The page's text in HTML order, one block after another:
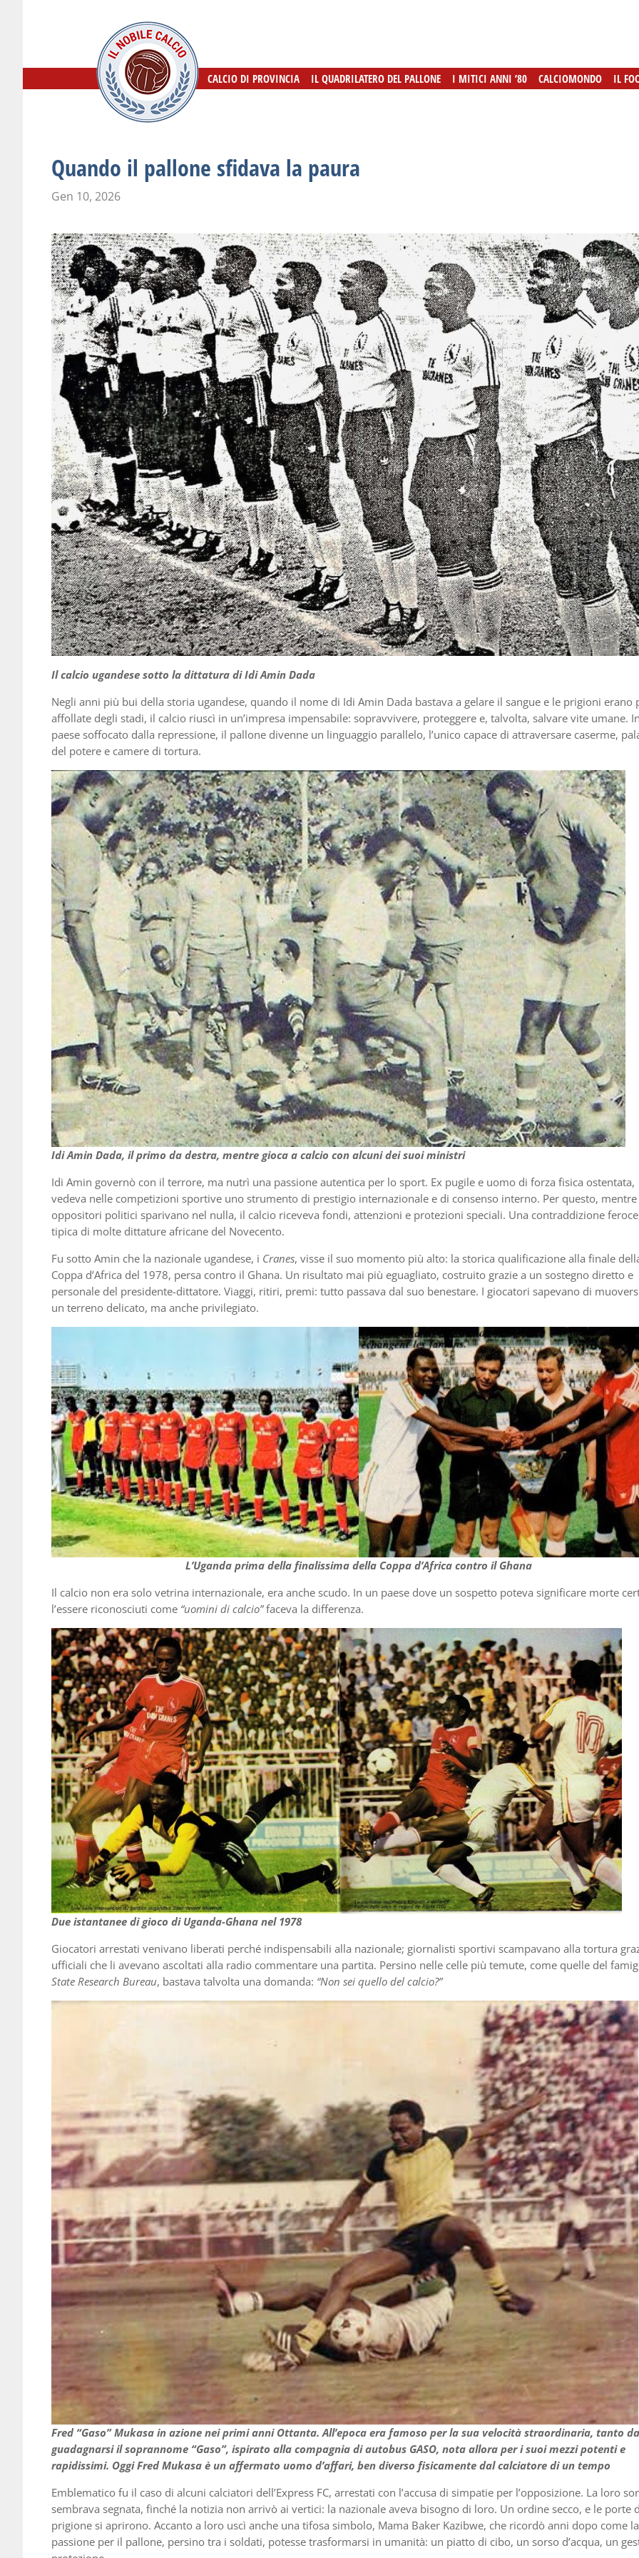
CALCIO DI PROVINCIA IL QUADRILATERO DEL PALLONE I MITICI ANNI ’80 CALCIOMONDO IL
CALCIO DI PROVINCIA IL QUADRILATERO DEL PALLONE I MITICI ANNI ’80 CALCIOMONDO IL
Quando il pallone sfidava la paura
Gen 10, 2026
Il calcio ugandese sotto la dittatura di Idi Amin Dada
Negli anni più bui della storia ugandese, quando il nome di Idi Amin Dada bastava a gelare il sangue e le prigioni erano
affollate degli stadi, il calcio riuscì in un’impresa impensabile: sopravvivere, proteggere e, talvolta, salvare vite umane.
paese soffocato dalla repressione, il pallone divenne un linguaggio parallelo, l’unico capace di attraversare caserme,
del potere e camere di tortura.
Idi Amin Dada, il primo da destra, mentre gioca a calcio con alcuni dei suoi ministri
Idi Amin governò con il terrore, ma nutrì una passione autentica per lo sport. Ex pugile e uomo di forza fisica ostentata,
vedeva nelle competizioni sportive uno strumento di prestigio internazionale e di consenso interno. Per questo, mentre
oppositori politici sparivano nel nulla, il calcio riceveva fondi, attenzioni e protezioni speciali. Una contraddizione
tipica di molte dittature africane del Novecento.
Fu sotto Amin che la nazionale ugandese, i Cranes, visse il suo momento più alto: la storica qualificazione alla finale
Coppa d’Africa del 1978, persa contro il Ghana. Un risultato mai più eguagliato, costruito grazie a un sostegno diretto e
personale del presidente-dittatore. Viaggi, ritiri, premi: tutto passava dal suo benestare. I giocatori sapevano di
un terreno delicato, ma anche privilegiato.
L’Uganda prima della finalissima della Coppa d’Africa contro il Ghana
Il calcio non era solo vetrina internazionale, era anche scudo. In un paese dove un sospetto poteva significare morte
l’essere riconosciuti come “uomini di calcio”faceva la differenza.
Due istantanee di gioco di Uganda-Ghana nel 1978
Giocatori arrestati venivano liberati perché indispensabili alla nazionale; giornalisti sportivi scampavano alla tortura
ufficiali che li avevano ascoltati alla radio commentare una partita. Persino nelle celle più temute, come quelle del
State Research Bureau, bastava talvolta una domanda: “Non sei quello del calcio?”
Fred “Gaso” Mukasa in azione nei primi anni Ottanta. All’epoca era famoso per la sua velocità straordinaria, tanto da
guadagnarsi il soprannome “Gaso”, ispirato alla compagnia di autobus GASO, nota allora per i suoi mezzi potenti e
rapidissimi. Oggi Fred Mukasa è un affermato uomo d’affari, ben diverso fisicamente dal calciatore di un tempo
Emblematico fu il caso di alcuni calciatori dell’Express FC, arrestati con l’accusa di simpatie per l’opposizione. La loro
sembrava segnata, finché la notizia non arrivò ai vertici: la nazionale aveva bisogno di loro. Un ordine secco, e le porte
prigione si aprirono. Accanto a loro uscì anche una tifosa simbolo, Mama Baker Kazibwe, che ricordò anni dopo come la
passione per il pallone, persino tra i soldati, potesse trasformarsi in umanità: un piatto di cibo, un sorso d’acqua, un